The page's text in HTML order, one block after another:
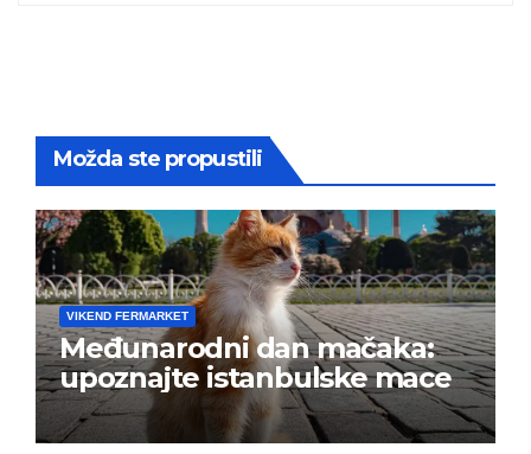
Možda ste propustili
VIKEND FERMARKET
Međunarodni dan mačaka:
upoznajte istanbulske mace